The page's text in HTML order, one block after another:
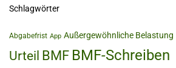
Schlagwörter
Abgabefrist App Außergewöhnliche Belastung
Urteil BMF BMF-Schreiben